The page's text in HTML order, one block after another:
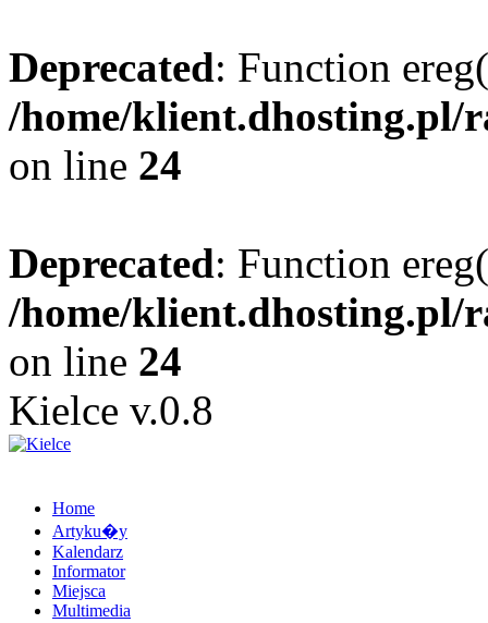
Deprecated: Function
/home/klient.dhosting.pl/
on line 24
Deprecated: Function
/home/klient.dhosting.pl/
on line 24
Kielce v.0.8
Home
Artyku�y
Kalendarz
Informator
Miejsca
Multimedia